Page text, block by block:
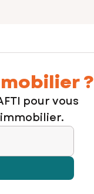
?
pour vous